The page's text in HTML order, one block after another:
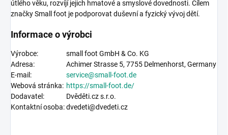
útlého věku, rozvíjí jejich hmatové a smyslové dovednosti. Cílem
značky Small foot je podporovat duševní a fyzický vývoj dětí.
Informace o výrobci
Výrobce:
small foot GmbH & Co. KG
Adresa:
Achimer Strasse 5, 7755 Delmenhorst, Germany
E-mail:
service@small-foot.de
Webová stránka: https://small-foot.de/
Dodavatel:
Dvěděti.cz s.r.o.
Kontaktní osoba:dvedeti@dvedeti.cz